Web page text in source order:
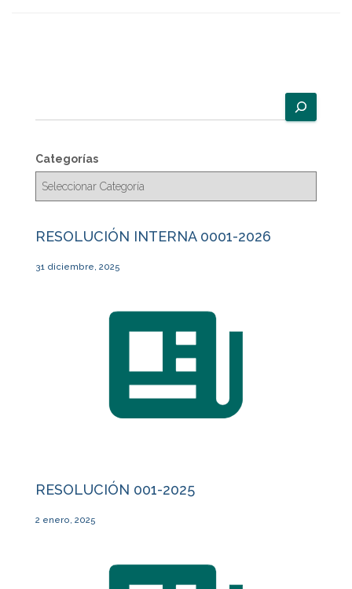
Categorías
RESOLUCIÓN INTERNA 0001-2026
31 diciembre, 2025
RESOLUCIÓN 001-2025
2 enero, 2025